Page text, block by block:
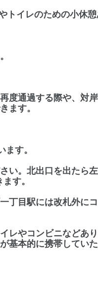
イレのための小休憩
度通過する際や、対
ます。
す。
い。北出口を出たら
す。
丁目駅には改札外に
レやコンビニなどあ
基本的に携帯してい